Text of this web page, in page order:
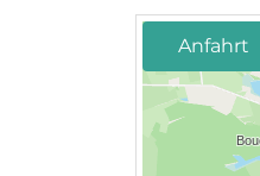
Anfahrt